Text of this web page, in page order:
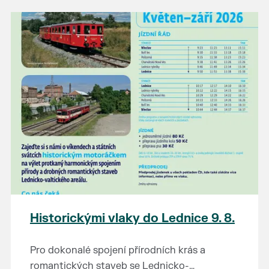
Prodejce prosíme tradičně o příchod 30
minut před začátkem, aby si vše na
prodejních místech stihli přichystat. Pokud
plánujete přijít a chcete rezervovat prodejní
místo, potvrďte prosím účast přes email
petr.vlasak@breclav.eu nebo zde v události,
ať víme, s kolika lidmi máme počítat. Počet
prodejních míst je omezen.
Těšíme se jako vždy!
Historickými vlaky do Lednice 9. 8.
Pro dokonalé spojení přírodních krás a
romantických staveb se Lednicko-